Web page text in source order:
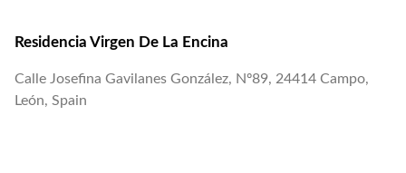
Residencia Virgen De La Encina
Calle Josefina Gavilanes González, Nº89, 24414 Campo,
León, Spain